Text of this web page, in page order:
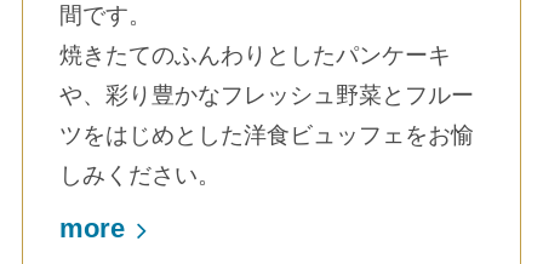
間です。
焼きたてのふんわりとしたパンケーキ
や、彩り豊かなフレッシュ野菜とフルー
ツをはじめとした洋食ビュッフェをお愉
しみください。
more